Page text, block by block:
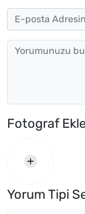
Fotograf
Yorum Tipi